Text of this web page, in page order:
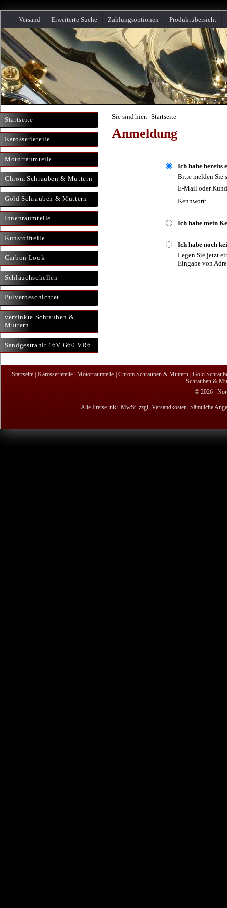
Produktübersicht
Zahlungsoptionen
Erweiterte Suche
Versand
Startseite
Karosserieteile
Motorraumteile
Chrom Schrauben & Muttern
Gold Schrauben & Muttern
Innenraumteile
Kunstoffteile
Carbon Look
Schlauchschellen
Pulverbeschichtet
verzinkte Schrauben &
Muttern
Sandgestrahlt 16V G60 VR6
Sie sind hier: Startseite
Anmeldung
Ich habe bereits
Bitte melden Sie
E-Mail oder
Kennwort:
Ich habe mein
Ich habe noch
Legen Sie jetzt
Eingabe von
Startseite| Karosserieteile| Motorraumteile| Chrom Schrauben & Muttern| Gold
Schrauben &
© 2026
Alle Preise inkl. MwSt. zzgl. Versandkosten. Sämtliche